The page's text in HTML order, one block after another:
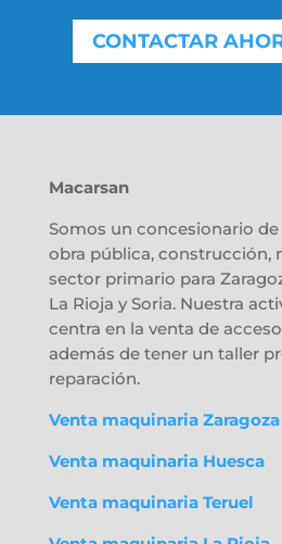
CONTACTAR
Macarsan
Somos un concesionario
obra pública, construcción,
sector primario para
La Rioja y Soria. Nuestra
centra en la venta de
además de tener un taller
reparación.
Venta maquinaria Zaragoza
Venta maquinaria Huesca
Venta maquinaria Teruel